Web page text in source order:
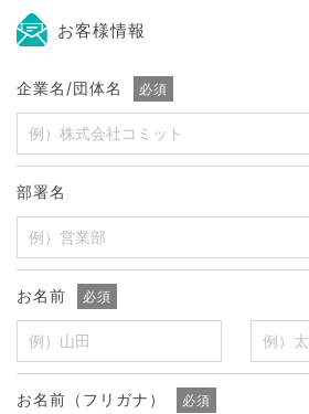
お客様情報
企業名/団体名 必須
部署名
お名前 必須
お名前（フリガナ） 必須